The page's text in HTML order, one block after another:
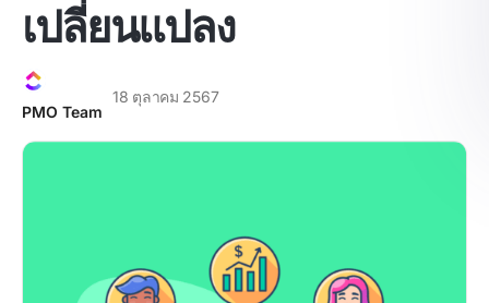
เปลี่ยนแปลง
PMO Team
18 ตุลาคม 2567